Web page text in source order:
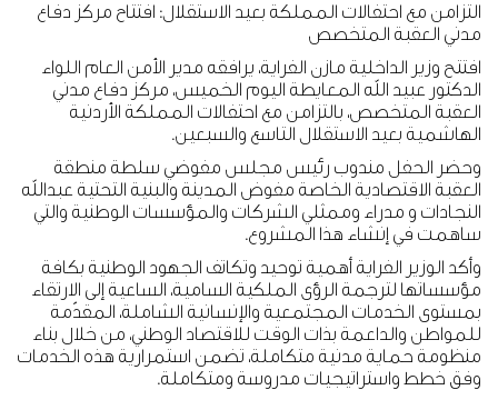
التزامن مع احتفالات المملكة بعيد الاستقلال: افتتاح مركز دفاع
مدني العقبة المتخصص
افتتح وزير الداخلية مازن الفراية، يرافقه مدير الأمن العام اللواء
الدكتور عبيد الله المعايطة اليوم الخميس، مركز دفاع مدني
العقبة المتخصص، بالتزامن مع احتفالات المملكة الأردنية
الهاشمية بعيد الاستقلال التاسع والسبعين.
وحضر الحفل مندوب رئيس مجلس مفوضي سلطة منطقة
العقبة الاقتصادية الخاصة مفوض المدينة والبنية التحتية عبدالله
النجادات و مدراء وممثلي الشركات والمؤسسات الوطنية والتي
ساهمت في إنشاء هذا المشروع.
وأكد الوزير الفراية أهمية توحيد وتكاتف الجهود الوطنية بكافة
مؤسساتها لترجمة الرؤى الملكية السامية، الساعية إلى الارتقاء
بمستوى الخدمات المجتمعية والإنسانية الشاملة، المقدّمة
للمواطن والداعمة بذات الوقت للاقتصاد الوطني، من خلال بناء
منظومة حماية مدنية متكاملة، تضمن استمرارية هذه الخدمات
وفق خطط واستراتيجيات مدروسة ومتكاملة.